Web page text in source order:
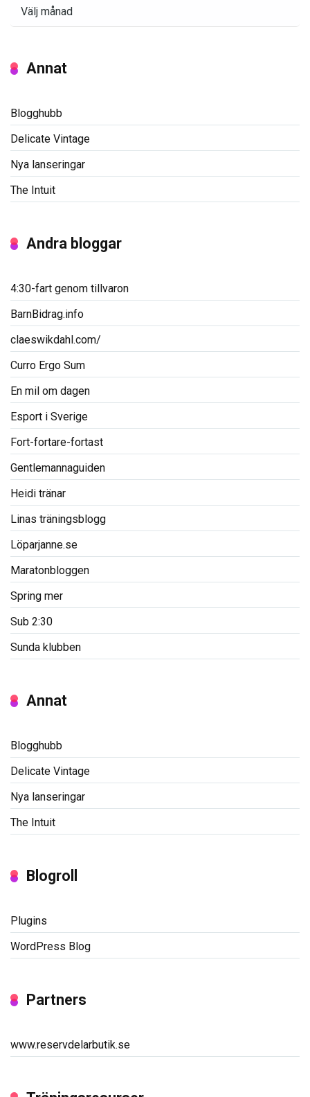
Annat
Blogghubb
Delicate Vintage
Nya lanseringar
The Intuit
Andra bloggar
4:30-fart genom tillvaron
BarnBidrag.info
claeswikdahl.com/
Curro Ergo Sum
En mil om dagen
Esport i Sverige
Fort-fortare-fortast
Gentlemannaguiden
Heidi tränar
Linas träningsblogg
Löparjanne.se
Maratonbloggen
Spring mer
Sub 2:30
Sunda klubben
Annat
Blogghubb
Delicate Vintage
Nya lanseringar
The Intuit
Blogroll
Plugins
WordPress Blog
Partners
www.reservdelarbutik.se